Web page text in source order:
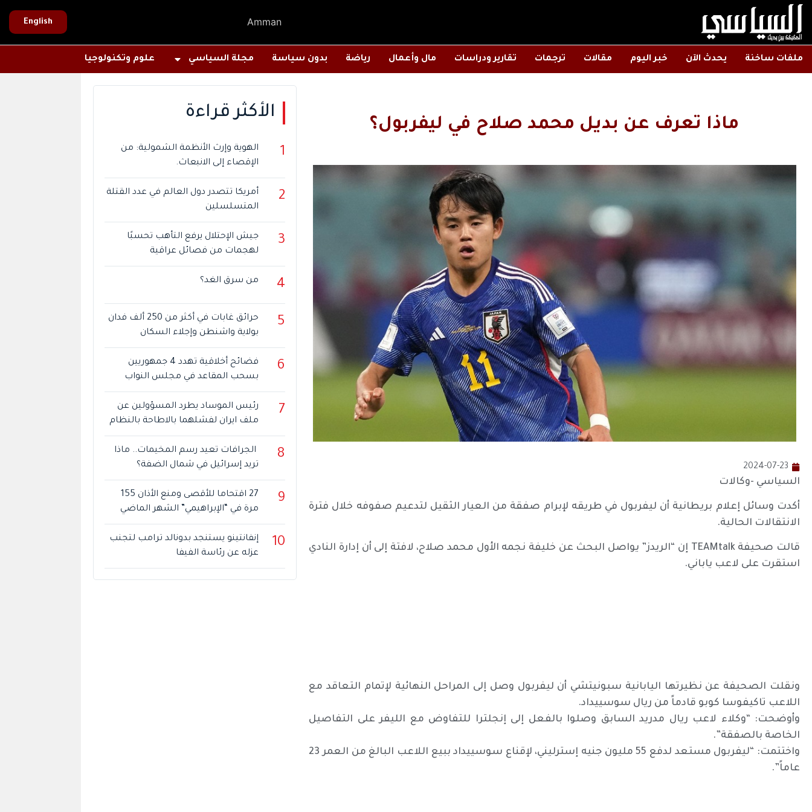
Amman
English
ملفات ساخنة يحدث الآن خبر اليوم مقالات ترجمات تقارير ودراسات مال وأعمال رياضة بدون سياسة مجلة السياسي علوم وتكنولوجيا
ماذا تعرف عن بديل محمد صلاح في ليفربول؟
2024-07-23
السياسي -وكالات
أكدت وسائل إعلام بريطانية أن ليفربول في طريقه لإبرام صفقة من العيار الثقيل لتدعيم صفوفه خلال فترة
الانتقالات الحالية.
قالت صحيفة TEAMtalk إن “الريدز” يواصل البحث عن خليفة نجمه الأول محمد صلاح، لافتة إلى أن إدارة النادي
استقرت على لاعب ياباني.
ونقلت الصحيفة عن نظيرتها اليابانية سبونيتشي أن ليفربول وصل إلى المراحل النهائية لإتمام التعاقد مع
اللاعب تاكيفوسا كوبو قادماً من ريال سوسييداد.
وأوضحت: “وكلاء لاعب ريال مدريد السابق وصلوا بالفعل إلى إنجلترا للتفاوض مع الليفر على التفاصيل
الخاصة بالصفقة”.
واختتمت: “ليفربول مستعد لدفع 55 مليون جنيه إسترليني، لإقناع سوسييداد ببيع اللاعب البالغ من العمر 23
عاماً”.
الأكثر قراءة
1
الهوية وإرث الأنظمة الشمولية: من
الإقصاء إلى الانبعاث.
2
أمريكا تتصدر دول العالم في عدد القتلة
المتسلسلين
3
جيش الإحتلال يرفع التأهب تحسبًا
لهجمات من فصائل عراقية
4 من سرق الغد؟
5
حرائق غابات في أكثر من 250 ألف فدان
بولاية واشنطن وإجلاء السكان
6
فضائح أخلاقية تهدد 4 جمهوريين
بسحب المقاعد في مجلس النواب
7
رئيس الموساد يطرد المسؤولين عن
ملف ايران لفشلهما بالاطاحة بالنظام
8
الجرافات تعيد رسم المخيمات.. ماذا
تريد إسرائيل في شمال الضفة؟
9
27 اقتحاما للأقصى ومنع الأذان 155
مرة في “الإبراهيمي” الشهر الماضي
10
إنفانتينو يستنجد بدونالد ترامب لتجنب
عزله عن رئاسة الفيفا